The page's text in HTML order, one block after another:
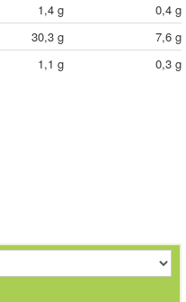
1,4 g
0,4 g
30,3 g
7,6 g
1,1 g 0,3 g